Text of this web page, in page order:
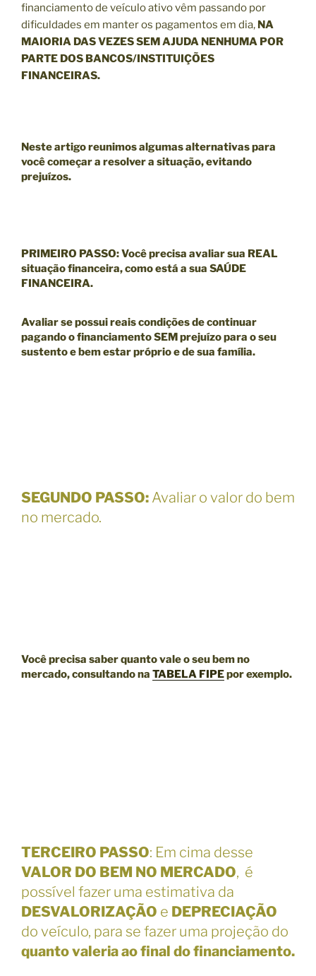
financiamento de veículo ativo vêm passando por
dificuldades em manter os pagamentos em dia, NA
MAIORIA DAS VEZES SEM AJUDA NENHUMA POR
PARTE DOS BANCOS/INSTITUIÇÕES
FINANCEIRAS.
Neste artigo reunimos algumas alternativas para
você começar a resolver a situação, evitando
prejuízos.
PRIMEIRO PASSO:Você precisa avaliar sua REAL
situação financeira, como está a sua SAÚDE
FINANCEIRA.
Avaliar se possui reais condições de continuar
pagando o financiamento SEM prejuízo para o seu
sustento e bem estar próprio e de sua família.
SEGUNDO PASSO: Avaliar o valor do bem
no mercado.
Você precisa saber quanto vale o seu bem no
mercado, consultando na TABELA FIPEpor exemplo.
TERCEIRO PASSO: Em cima desse
VALOR DO BEM NO MERCADO, é
possível fazer uma estimativa da
DESVALORIZAÇÃO e DEPRECIAÇÃO
do veículo, para se fazer uma projeção do
quanto valeria ao final do financiamento.